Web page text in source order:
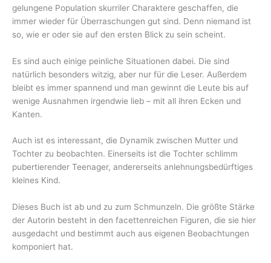
gelungene Population skurriler Charaktere geschaffen, die
immer wieder für Überraschungen gut sind. Denn niemand ist
so, wie er oder sie auf den ersten Blick zu sein scheint.
Es sind auch einige peinliche Situationen dabei. Die sind
natürlich besonders witzig, aber nur für die Leser. Außerdem
bleibt es immer spannend und man gewinnt die Leute bis auf
wenige Ausnahmen irgendwie lieb – mit all ihren Ecken und
Kanten.
Auch ist es interessant, die Dynamik zwischen Mutter und
Tochter zu beobachten. Einerseits ist die Tochter schlimm
pubertierender Teenager, andererseits anlehnungsbedürftiges
kleines Kind.
Dieses Buch ist ab und zu zum Schmunzeln. Die größte Stärke
der Autorin besteht in den facettenreichen Figuren, die sie hier
ausgedacht und bestimmt auch aus eigenen Beobachtungen
komponiert hat.